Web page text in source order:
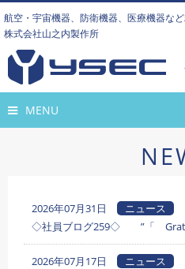
航空・宇宙機器、防衛機器、医療機器な
株式会社山之内製作所
MENU
2026年07月31日
ニュース
◇社員ブログ259◇ ”「
2026年07月17日
ニュース